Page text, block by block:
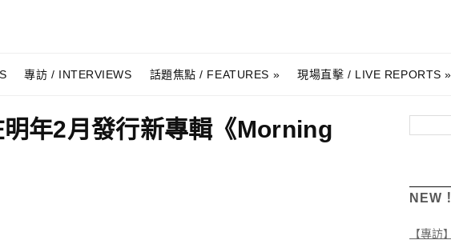
專訪 / INTERVIEWS 話題焦點 / FEATURES 現場直擊 / LIVE REPORTS
年2月發行新專輯《Morning
NEW
【專